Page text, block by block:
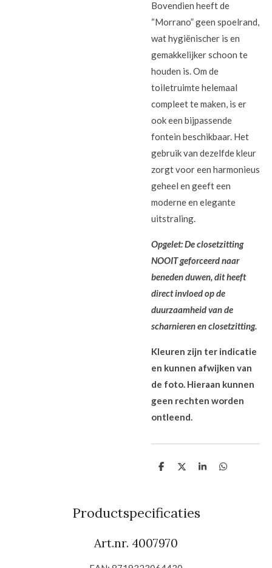
Bovendien heeft de
“Morrano” geen spoelrand,
wat hygiënischer is en
gemakkelijker schoon te
houden is. Om de
toiletruimte helemaal
compleet te maken, is er
ook een bijpassende
fontein beschikbaar. Het
gebruik van dezelfde kleur
zorgt voor een harmonieus
geheel en geeft een
moderne en elegante
uitstraling.
Opgelet: De closetzitting
NOOIT geforceerd naar
beneden duwen, dit heeft
direct invloed op de
duurzaamheid van de
scharnieren en closetzitting.
Kleuren zijn ter indicatie
en kunnen afwijken van
de foto. Hieraan kunnen
geen rechten worden
ontleend.
D
n
D
S
D
Productspecificaties
Art.nr. 4007970